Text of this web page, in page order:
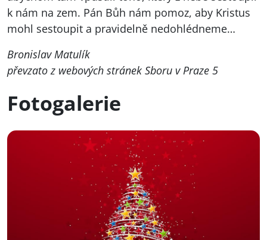
k nám na zem. Pán Bůh nám pomoz, aby Kristus
mohl sestoupit a pravidelně nedohlédneme…
Bronislav Matulík
převzato z webových stránek Sboru v Praze 5
Fotogalerie